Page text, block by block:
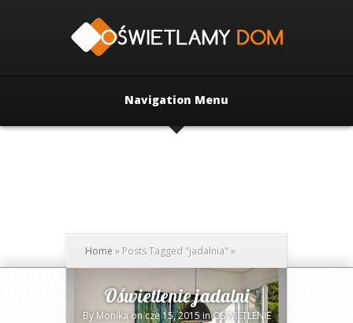
Navigation Menu
Home » Posts Tagged "jadalnia" »
Oświetlenie jadalni
By Monika on cze 15, 2015 inOŚWIETLENIE